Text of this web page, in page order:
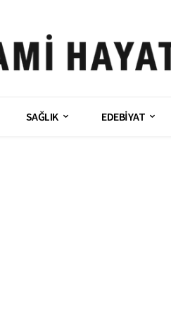
SAĞLIK EDEBİYAT